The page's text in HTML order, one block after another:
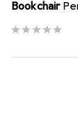
Bookchair